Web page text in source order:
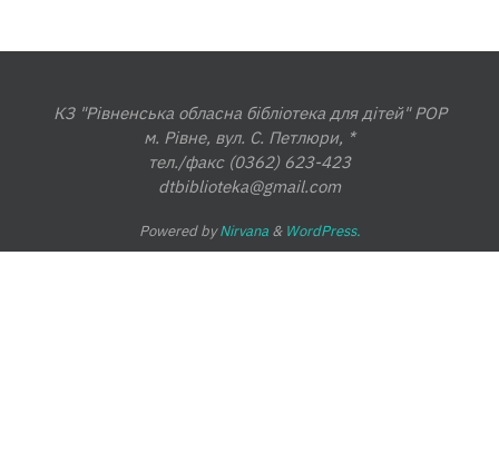
КЗ "Рівненська обласна бібліотека для дітей" РОР
м. Рівне, вул. С. Петлюри, *
тел./факс (0362) 623-423
dtbiblioteka@gmail.com
Powered byNirvana& WordPress.